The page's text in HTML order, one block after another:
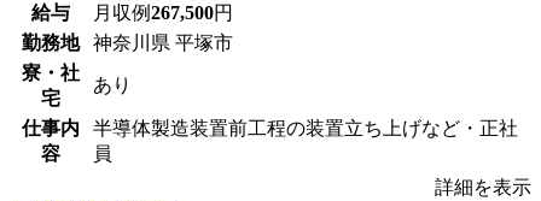
給与 月収例267,500円
勤務地
神奈川県 平塚市
寮・社
宅
あり
仕事内
容
半導体製造装置前工程の装置立ち上げなど・正社
員
詳細を表示